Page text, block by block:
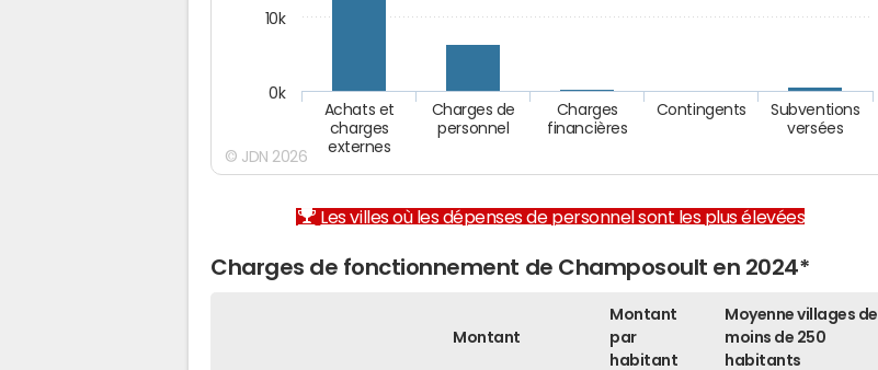
Achats et
charges
externes
Charges de
personnel
Charges
financières
Contingents
Subventions
versées
0k
10k
© JDN 2026
Les villes où les dépenses de personnel sont les plus élevées
Charges de fonctionnement de Champosoult en 2024*
Montant
Montant
par
habitant
Moyenne villages de
moins de 250
habitants